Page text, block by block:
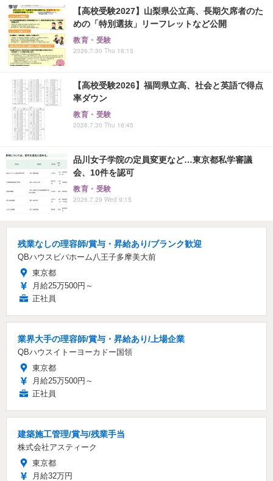
【高校受験2027】山梨県公立高、長期欠席者のた
めの「特別選抜」リーフレットなど公開
教育・受験
2026.7.30 Thu 18:15
【高校受験2026】福岡県立高、社会と英語で得点
率ダウン
教育・受験
2026.7.30 Thu 16:45
品川女子学院の定員変更など…東京都私学審議
会、10件を認可
教育・受験
2026.7.29 Wed 9:15
残業なしの理容師/賞与・昇給あり/ブランク歓迎
QBハウスビバホーム八王子多摩美大前
東京都
月給25万500円～
正社員
業界大手の理容師/賞与・昇給あり/上場企業
QBハウスイトーヨーカドー国領
東京都
月給25万500円～
正社員
建築施工管理/賞与/残業手当
株式会社アスティーク
東京都
月給32万円